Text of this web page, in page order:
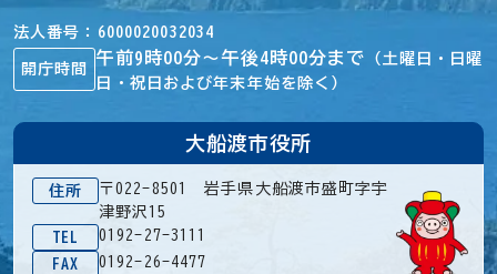
法人番号 6000020032034
開庁時間
午前9時00分～午後4時00分まで
（土曜日・日曜
日・祝日および年末年始を除く）
大船渡市役所
住所
〒022-8501 岩手県大船渡市盛町字宇
津野沢15
TEL
0192-27-3111
FAX
0192-26-4477